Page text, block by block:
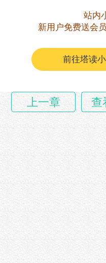
沐重九回到南宫府，
“姑爷……
站内
新用户免费送会
前往塔读
上一章 查